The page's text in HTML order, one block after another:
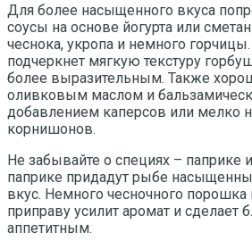
Для более насыщенного вкуса
соусы на основе йогурта или
чеснока, укропа и немного горчицы.
подчеркнет мягкую текстуру
более выразительным. Также
оливковым маслом и
добавлением каперсов или мелко
корнишонов.
Не забывайте о специях – паприке
паприке придадут рыбе
вкус. Немного чесночного порошка
приправу усилит аромат и сделает
аппетитным.